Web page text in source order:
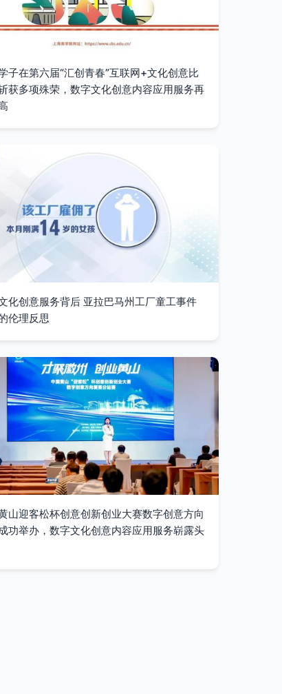
子在第六届“汇创青春”互联网+文化创意比
获多项殊荣，数字文化创意内容应用服务再
化创意服务背后 亚拉巴马州工厂童工事件
伦理反思
山迎客松杯创意创新创业大赛数字创意方向
功举办，数字文化创意内容应用服务崭露头